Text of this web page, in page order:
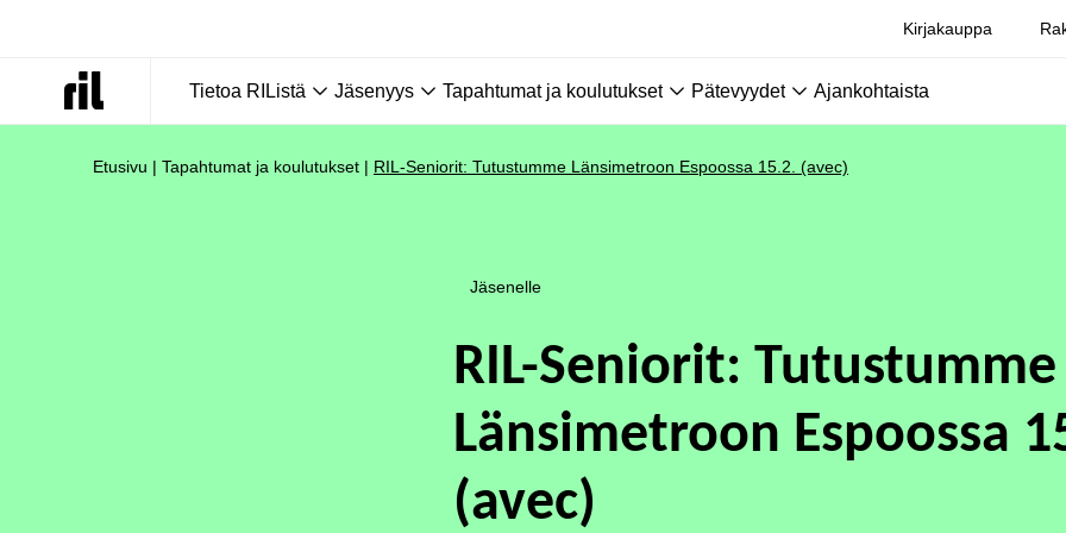
Kirjakauppa
Tietoa RIListä Jäsenyys Tapahtumat ja koulutukset Pätevyydet Ajankohtaista
Etusivu | Tapahtumat ja koulutukset | RIL-Seniorit: Tutustumme Länsimetroon Espoossa 15.2. (avec)
Jäsenelle
RIL-Seniorit: Tutustumme
Länsimetroon Espoossa
(avec)